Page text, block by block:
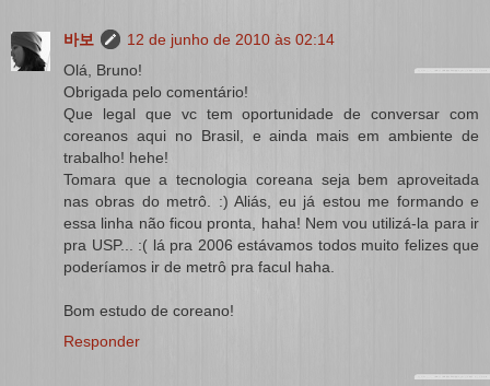
바보
12 de junho de 2010 às 02:14
Olá, Bruno!
Obrigada pelo comentário!
Que legal que vc tem oportunidade de conversar com
coreanos aqui no Brasil, e ainda mais em ambiente de
trabalho! hehe!
Tomara que a tecnologia coreana seja bem aproveitada
nas obras do metrô. :) Aliás, eu já estou me formando e
essa linha não ficou pronta, haha! Nem vou utilizá-la para ir
pra USP... :( lá pra 2006 estávamos todos muito felizes que
poderíamos ir de metrô pra facul haha.
Bom estudo de coreano!
Responder